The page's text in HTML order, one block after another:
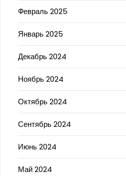
Февраль 2025
Январь 2025
Декабрь 2024
Ноябрь 2024
Октябрь 2024
Сентябрь 2024
Июнь 2024
Май 2024